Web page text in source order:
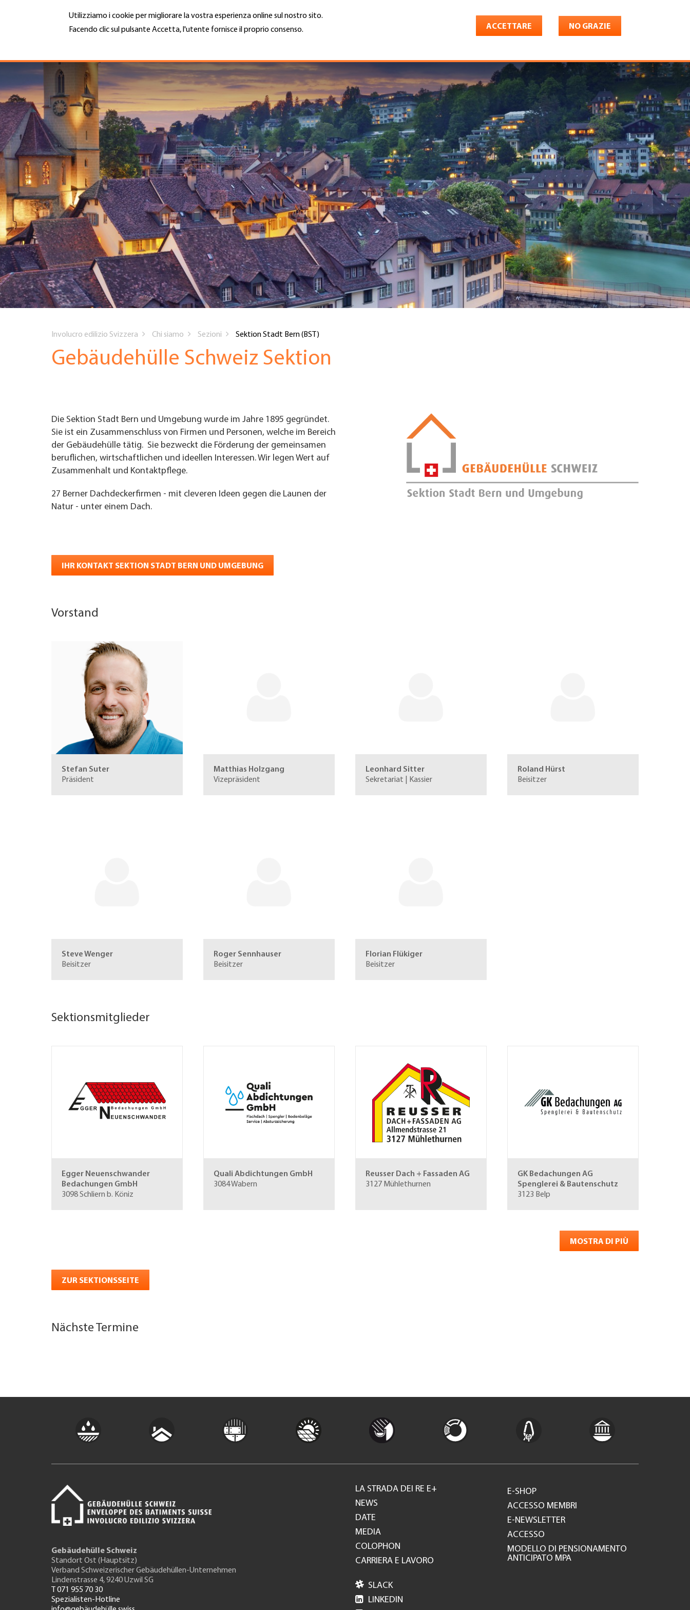
Utilizziamo i cookie per migliorare la vostra esperienza online sul nostro sito.
Facendo clic sul pulsante Accetta, l'utente fornisce il proprio consenso.
ACCETTARE NO GRAZIE
Hauptnavigation
SERVIZI
INFOTECA
DATE EVENTI
ADESIONE
CARRIERA E LAVORO
TROVARE AZIENDA
RIVISTA SPECIALIZZATA
MENU Cerca
Top
Menu
are
Involucro edilizio Svizzera Chi siamo Sezioni Sektion Stadt Bern (BST)
Gebäudehülle Schweiz Sektion
Die Sektion Stadt Bern und Umgebung wurde im Jahre 1895 gegründet.
Sie ist ein Zusammenschluss von Firmen und Personen, welche im Bereich
der Gebäudehülle tätig. Sie bezweckt die Förderung der gemeinsamen
beruflichen, wirtschaftlichen und ideellen Interessen. Wir legen Wert auf
Zusammenhalt und Kontaktpflege.
27 Berner Dachdeckerfirmen - mit cleveren Ideen gegen die Launen der
Natur - unter einem Dach.
IHR KONTAKT SEKTION STADT BERN UND UMGEBUNG
Vorstand
Stefan Suter
Präsident
Matthias Holzgang
Vizepräsident
Leonhard Sitter
Sekretariat | Kassier
Roland Hürst
Beisitzer
Steve Wenger
Beisitzer
Roger Sennhauser
Beisitzer
Florian Flükiger
Beisitzer
Sektionsmitglieder
Egger Neuenschwander
Bedachungen GmbH
3098 Schliern b. Köniz
Quali Abdichtungen GmbH
3084 Wabern
Reusser Dach + Fassaden AG
3127 Mühlethurnen
GK Bedachungen AG
Spenglerei & Bautenschutz
3123 Belp
MOSTRA DI PIÙ
ZUR SEKTIONSSEITE
Nächste Termine
Gebäudehülle Schweiz
Standort Ost (Hauptsitz)
Verband Schweizerischer Gebäudehüllen-Unternehmen
Lindenstrasse 4, 9240 Uzwil SG
T 071 955 70 30
Spezialisten-Hotline
Footer
GH
LA STRADA DEI RE E+
NEWS
DATE
MEDIA
COLOPHON
CARRIERA E LAVORO
E-SHOP
ACCESSO MEMBRI
E-NEWSLETTER
ACCESSO
MODELLO DI PENSIONAMENTO
ANTICIPATO MPA
 SLACK
 LINKEDIN